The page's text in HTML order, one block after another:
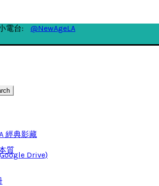
電台:
@NewAgeLA
經典影藏
Drive)
質